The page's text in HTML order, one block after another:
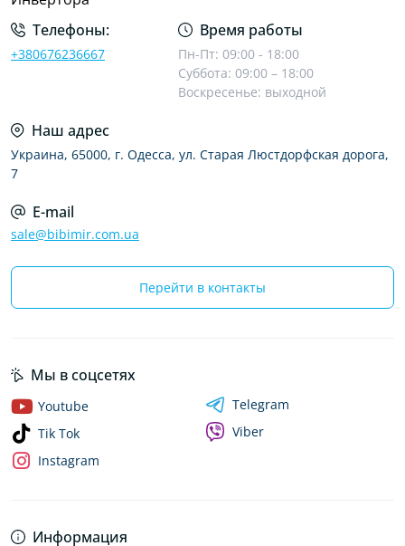
Телефоны:
+380676236667
Время работы
Пн-Пт: 09:00 - 18:00
Суббота: 09:00 – 18:00
Воскресенье: выходной
Наш адрес
Украина, 65000, г. Одесса, ул. Старая Люстдорфская дорога,
7
E-mail
sale@bibimir.com.ua
Перейти в контакты
Информация
Мы в соцсетях
Youtube
Tik Tok
Instagram
Telegram
Viber